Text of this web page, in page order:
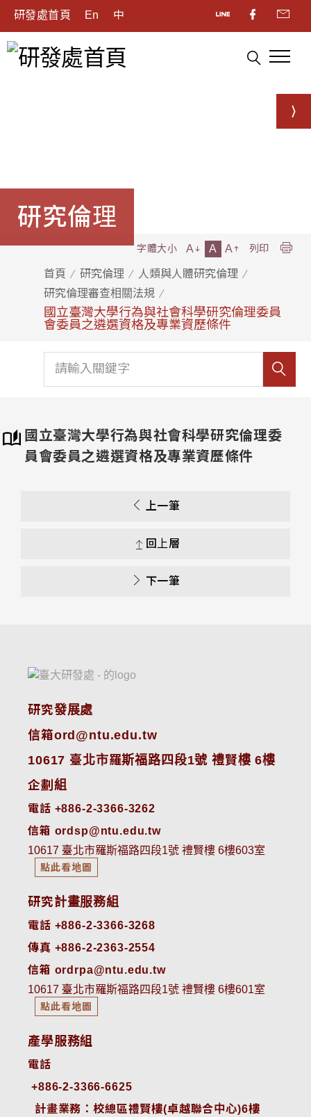
研發處首頁 En 中
研究倫理
首頁 研究倫理
人類與人體研究倫理
研究倫理審查相關法規
國立臺灣大學行為與社會科學研究倫理委員
會委員之遴選資格及專業資歷條件
字體大小 A A A 列印
國立臺灣大學行為與社會科學研究倫理委
員會委員之遴選資格及專業資歷條件
上一筆
回上層
下一筆
研究發展處
信箱ord@ntu.edu.tw
10617 臺北市羅斯福路四段1號 禮賢樓 6樓
企劃組
電話 +886-2-3366-3262
信箱 ordsp@ntu.edu.tw
10617 臺北市羅斯福路四段1號 禮賢樓 6樓603室
點此看地圖
研究計畫服務組
電話 +886-2-3366-3268
傳真 +886-2-2363-2554
信箱 ordrpa@ntu.edu.tw
10617 臺北市羅斯福路四段1號 禮賢樓 6樓601室
點此看地圖
產學服務組
電話
+886-2-3366-6625
計畫業務：校總區禮賢樓(卓越聯合中心)6樓